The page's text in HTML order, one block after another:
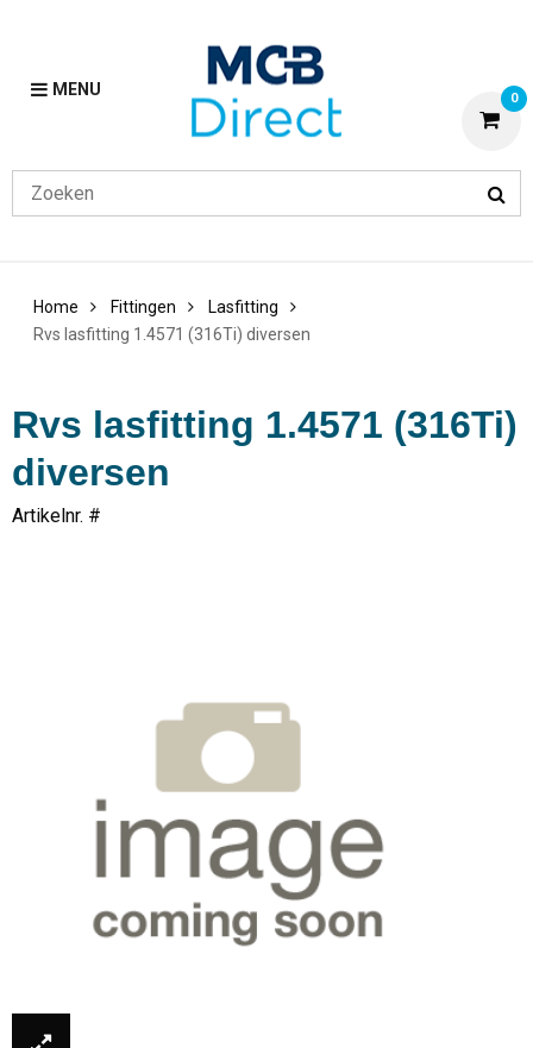
MENU 0
Home Fittingen
Lasfitting
Rvs lasfitting 1.4571 (316Ti) diversen
Rvs lasfitting 1.4571 (316Ti)
diversen
Artikelnr. #